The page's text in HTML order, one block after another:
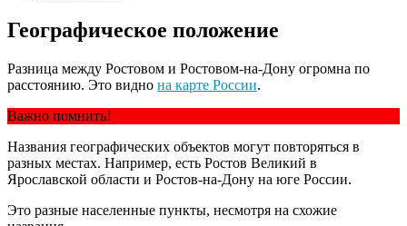
Географическое положение
Разница между Ростовом и Ростовом-на-Дону огромна по
расстоянию. Это видно на карте России.
Важно помнить!
Названия географических объектов могут повторяться в
разных местах. Например, есть Ростов Великий в
Ярославской области и Ростов-на-Дону на юге России.
Это разные населенные пункты, несмотря на схожие